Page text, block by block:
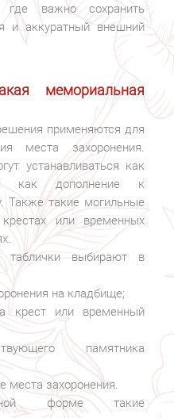
где важно сохранить
и аккуратный внешний
мемориальная
применяются для
места захоронения.
устанавливаться как
как дополнение к
Также такие могильные
или временных
таблички выбирают в
на кладбище;
крест или временный
памятника
места захоронения.
форме такие